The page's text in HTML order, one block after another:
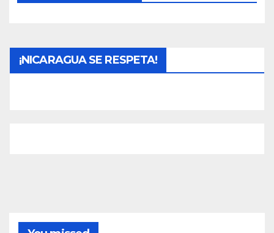
¡NICARAGUA SE RESPETA!